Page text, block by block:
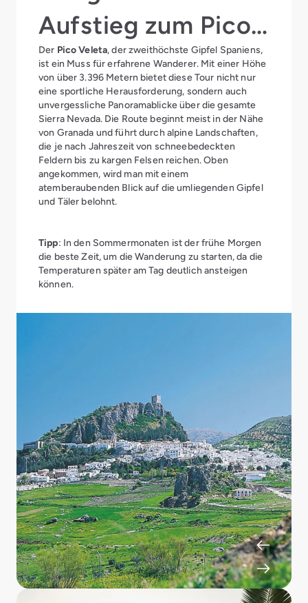
Aufstieg zum Pico
Veleta
Der Pico Veleta, der zweithöchste Gipfel Spaniens,
ist ein Muss für erfahrene Wanderer. Mit einer Höhe
von über 3.396 Metern bietet diese Tour nicht nur
eine sportliche Herausforderung, sondern auch
unvergessliche Panoramablicke über die gesamte
Sierra Nevada. Die Route beginnt meist in der Nähe
von Granada und führt durch alpine Landschaften,
die je nach Jahreszeit von schneebedeckten
Feldern bis zu kargen Felsen reichen. Oben
angekommen, wird man mit einem
atemberaubenden Blick auf die umliegenden Gipfel
und Täler belohnt.
Tipp: In den Sommermonaten ist der frühe Morgen
die beste Zeit, um die Wanderung zu starten, da die
Temperaturen später am Tag deutlich ansteigen
können.